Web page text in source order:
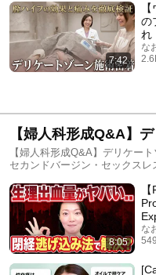
7:42
の
れ
お
果
な
【婦人科形成Q&A】
決！周りには相談し
おえ先生の質問コーナ
【婦人科形成Q&A】デリケー
セカンドバージン・セックスレ
人科形成医なおえ先生の質問
8:05
な